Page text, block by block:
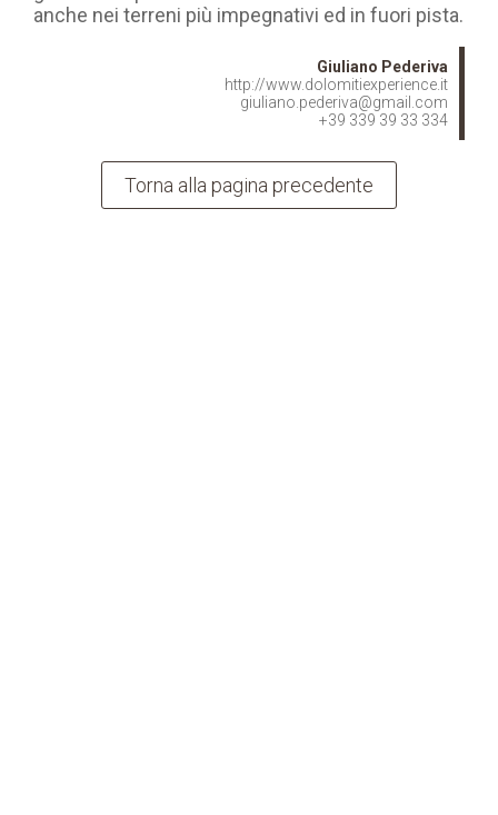
anche nei terreni più impegnativi ed in fuori pista.
Giuliano Pederiva
http://www.dolomitiexperience.it
giuliano.pederiva@gmail.com
+39 339 39 33 334
Torna alla pagina precedente